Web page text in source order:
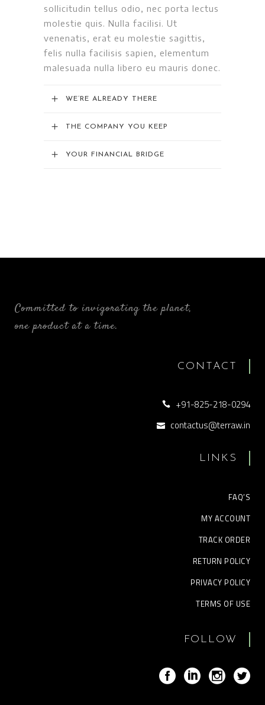
sollicitudin tellus odio, nec porta lectus
molestie quis. Nulla facilisi. Ut
venenatis, erat eu molestie sagittis,
felis nulla facilisis sapien, elementum
malesuada nulla libero eu mauris donec.
WE’RE ALREADY THERE
THE COMPANY YOU KEEP
YOUR FINANCIAL BRIDGE
Committed to invigorating the planet,
one product at a time.
CONTACT
+91-825-218-0294
contactus@terraw.in
LINKS
FAQ’S
MY ACCOUNT
TRACK ORDER
RETURN POLICY
PRIVACY POLICY
TERMS OF USE
FOLLOW